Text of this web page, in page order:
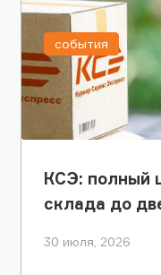
КСЭ: полный
склада до
30 июля, 2026
события